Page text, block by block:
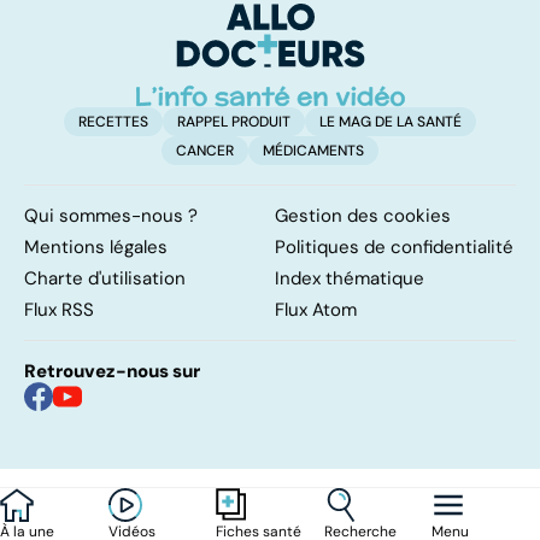
À la une Vidéos Fiches santé Recherche Menu
parfois mortelle
RECETTES RAPPEL PRODUIT
LE MAG DE LA SANTÉ
CANCER
MÉDICAMENTS
Qui sommes-nous ?
Gestion des cookies
Mentions légales
Politiques de confidentialité
Charte d'utilisation
Index thématique
Flux RSS
Flux Atom
Retrouvez-nous sur